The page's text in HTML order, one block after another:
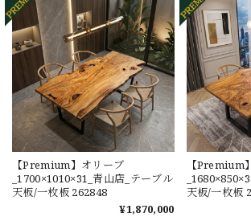
【Premium】オリーブ
_1700×1010×31_青山店_テーブル
天板/一枚板 262848
¥1,870,000
【Premium
天板/一枚板